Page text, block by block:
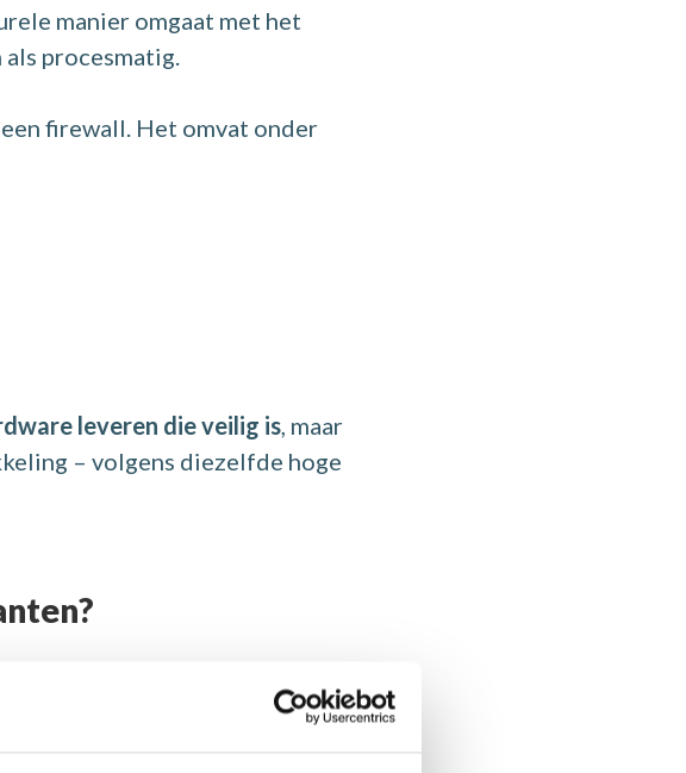
manier omgaat met het
procesmatig.
firewall. Het omvat onder
leveren die veilig is , maar
– volgens diezelfde hoge
loongegevens… Als
om daar zorgvuldig